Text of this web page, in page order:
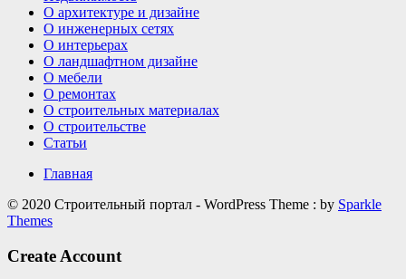
О архитектуре и дизайне
О инженерных сетях
О интерьерах
О ландшафтном дизайне
О мебели
О ремонтах
О строительных материалах
О строительстве
Статьи
Главная
© 2020 Строительный портал - WordPress Theme : by Sparkle
Themes
Create Account